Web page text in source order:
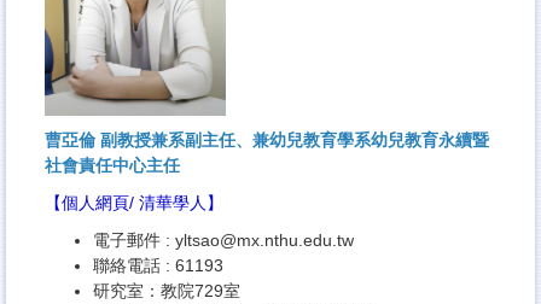
曹亞倫 副教授兼系副主任、兼幼兒教育學系幼兒教育永續暨
社會責任中心主任
【個人網頁/ 清華學人 】
電子郵件 : yltsao@mx.nthu.edu.tw
聯絡電話 : 61193
研究室：教院729室